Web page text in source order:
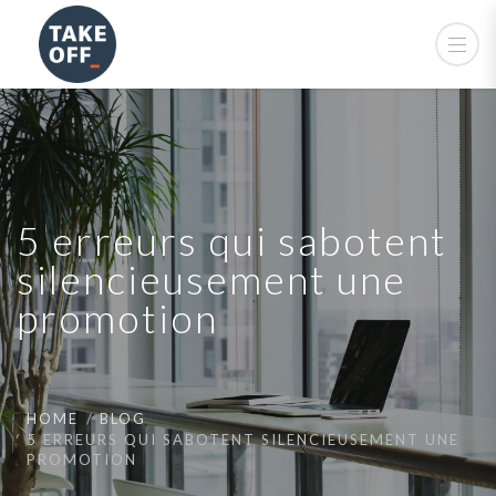
5 erreurs qui sabotent
silencieusement une
promotion
HOME
BLOG
5 ERREURS QUI SABOTENT SILENCIEUSEMENT UNE
PROMOTION